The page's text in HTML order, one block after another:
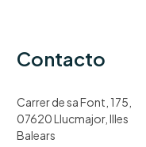
Contacto
Carrer de sa Font, 175,
07620 Llucmajor, Illes
Balears